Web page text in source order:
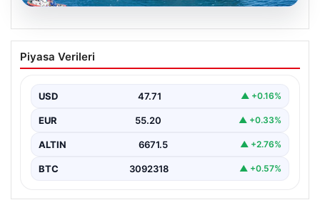
İstanbul Boğazı’ndan Dev Bir Molar
Geçti: Köprülerin Altından Geçiş İçin
İstanbul Boğazı, dün büyük bir denizcilik etkinliğine
Piyasa Verileri
USD 47.71 ▲ +0.16%
EUR 55.20 ▲ +0.33%
ALTIN 6671.5 ▲ +2.76%
BTC 3092318 ▲ +0.57%